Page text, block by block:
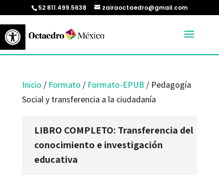
Abrir barra de herramientas
52 811.499.5638 zairaoctaedro@gmail.com
Inicio / Formato / Formato-EPUB / Pedagogía
Social y transferencia a la ciudadanía
LIBRO COMPLETO: Transferencia del
conocimiento e investigación
educativa